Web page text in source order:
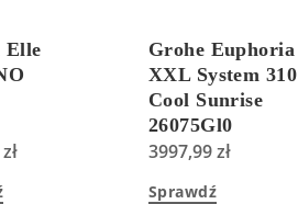
Elle
zł
Grohe Euphoria
XXL System 310
Cool Sunrise
26075Gl0
3997,99zł
Sprawdź